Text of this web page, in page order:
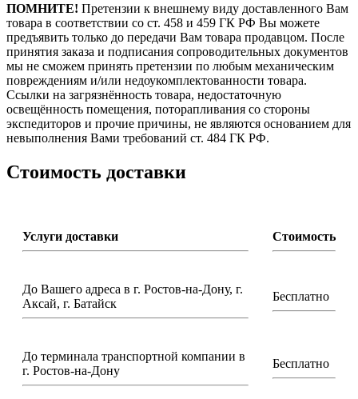
ПОМНИТЕ! Претензии к внешнему виду доставленного Вам
товара в соответствии со ст. 458 и 459 ГК РФ Вы можете
предъявить только до передачи Вам товара продавцом. После
принятия заказа и подписания сопроводительных документов
мы не сможем принять претензии по любым механическим
повреждениям и/или недоукомплектованности товара.
Ссылки на загрязнённость товара, недостаточную
освещённость помещения, поторапливания со стороны
экспедиторов и прочие причины, не являются основанием для
невыполнения Вами требований ст. 484 ГК РФ.
Стоимость доставки
Услуги доставки Стоимость
До Вашего адреса в г. Ростов-на-Дону, г.
Аксай, г. Батайск
Бесплатно
До терминала транспортной компании в
г. Ростов-на-Дону
Бесплатно